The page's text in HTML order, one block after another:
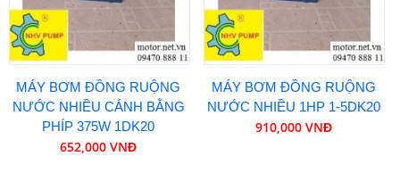
MÁY BƠM ĐỒNG RUỘNG
NƯỚC NHIỀU CÁNH BẰNG
PHÍP 375W 1DK20
652,000 VNĐ
MÁY BƠM ĐỒNG RUỘNG
NƯỚC NHIỀU 1HP 1-5DK20
910,000 VNĐ